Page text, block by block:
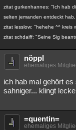
zitat gurkenhannes: "Ich hab
selten jemanden entdeckt
zitat lesslow: "hehehe ^^ kreis
zitat schdaiff: "Seine Sig
nöppl
ehemaliges
ich hab mal gehört
sahniger... klingt
=quentin=
ehemaliges